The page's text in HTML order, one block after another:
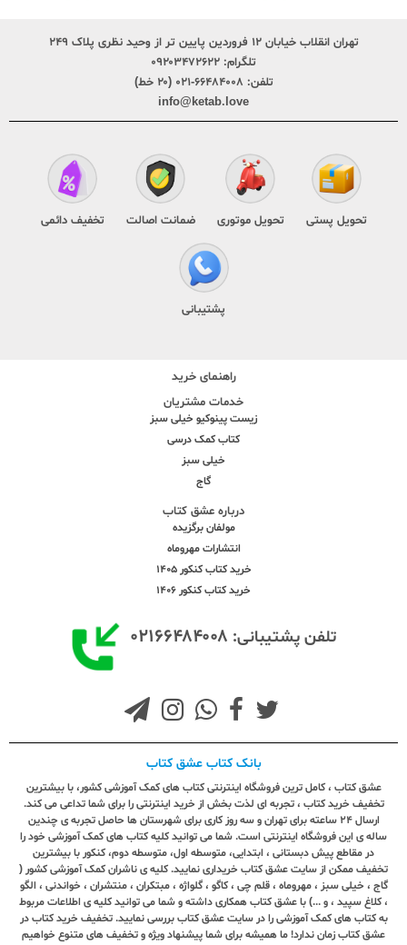
تهران انقلاب خیابان ۱۲ فروردین پایین تر از وحید نظری پلاک ۲۴۹
تلگرام: ۰۹۲۰۳۴۷۲۶۲۲
تلفن: ۶۶۴۸۴۰۰۸-۰۲۱ (۲۰ خط)
info@ketab.love
تحویل پستی تحویل موتوری ضمانت اصالت تخفیف دائمی
پشتیبانی
راهنمای خرید
خدمات مشتریان
زیست پینوکیو خیلی سبز
کتاب کمک درسی
خیلی سبز
گاج
درباره عشق کتاب
مولفان برگزیده
انتشارات مهروماه
خرید کتاب کنکور 1405
خرید کتاب کنکور 1406
تلفن پشتیبانی: ۰۲۱۶۶۴۸۴۰۰۸
بانک کتاب عشق کتاب
عشق کتاب ، کامل ترین فروشگاه اینترنتی کتاب های کمک آموزشی کشور، با بیشترین
تخفیف خرید کتاب ، تجربه ای لذت بخش از خرید اینترنتی را برای شما تداعی می کند.
ارسال ٢٤ ساعته برای تهران و سه روز کاری برای شهرستان ها حاصل تجربه ی چندین
ساله ی این فروشگاه اینترنتی است. شما می توانید کلیه کتاب های کمک آموزشی خود را
در مقاطع پیش دبستانی ، ابتدایی، متوسطه اول، متوسطه دوم، کنکور با بیشترین
تخفیف ممکن از سایت عشق کتاب خریداری نمایید. کلیه ی ناشران کمک آموزشی کشور (
گاج ، خیلی سبز ، مهروماه ، قلم چی ، کاگو ، گلواژه ، مبتکران ، منتشران ، خواندنی ، الگو
، کلاغ سپید ، و ...) با عشق کتاب همکاری داشته و شما می توانید کلیه ی اطلاعات مربوط
به کتاب های کمک آموزشی را در سایت عشق کتاب بررسی نمایید. تخفیف خرید کتاب در
عشق کتاب زمان ندارد! ما همیشه برای شما پیشنهاد ویژه و تخفیف های متنوع خواهیم